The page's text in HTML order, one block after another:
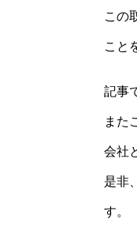
この
こと
記事
また
会社
是非
す。